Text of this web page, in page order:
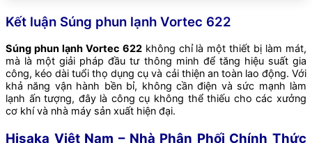
Kết luận Súng phun lạnh Vortec 622
Súng phun lạnh Vortec 622không chỉ là một thiết bị làm mát,
mà là một giải pháp đầu tư thông minh để tăng hiệu suất gia
công, kéo dài tuổi thọ dụng cụ và cải thiện an toàn lao động. Với
khả năng vận hành bền bỉ, không cần điện và sức mạnh làm
lạnh ấn tượng, đây là công cụ không thể thiếu cho các xưởng
cơ khí và nhà máy sản xuất hiện đại.
Hisaka Việt Nam – Nhà Phân Phối Chính Thức